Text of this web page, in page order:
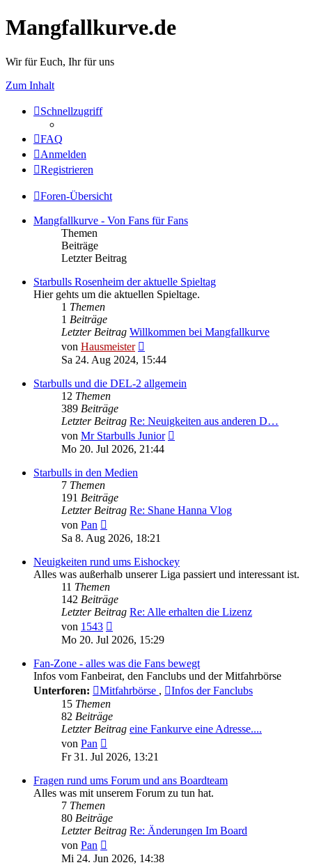
Mangfallkurve.de
Wir für Euch, Ihr für uns
Zum Inhalt
Schnellzugriff
FAQ
Anmelden
Registrieren
Foren-Übersicht
Mangfallkurve - Von Fans für Fans
Themen
Beiträge
Letzter Beitrag
Starbulls Rosenheim der aktuelle Spieltag
Hier gehts um die aktuellen Spieltage.
1 Themen
1 Beiträge
Letzter Beitrag Willkommen bei Mangfallkurve
von Hausmeister
Beitrag
Sa 24. Aug 2024, 15:44
Starbulls und die DEL-2 allgemein
12 Themen
389 Beiträge
Letzter Beitrag Re: Neuigkeiten aus anderen D…
von Mr Starbulls Junior
Mo 20. Jul 2026, 21:44
Starbulls in den Medien
7 Themen
191 Beiträge
Letzter Beitrag Re: Shane Hanna Vlog
von Pan
Beitrag
Sa 8. Aug 2026, 18:21
Neuigkeiten rund ums Eishockey
Alles was außerhalb unserer Liga passiert und interessant ist.
11 Themen
142 Beiträge
Letzter Beitrag Re: Alle erhalten die Lizenz
von 1543
Beitrag
Mo 20. Jul 2026, 15:29
Fan-Zone - alles was die Fans bewegt
Infos vom Fanbeirat, den Fanclubs und der Mitfahrbörse
Unterforen:
Mitfahrbörse ,
Infos der Fanclubs
15 Themen
82 Beiträge
Letzter Beitrag eine Fankurve eine Adresse....
von Pan
Beitrag
Fr 31. Jul 2026, 13:21
Fragen rund ums Forum und ans Boardteam
Alles was mit unserem Forum zu tun hat.
7 Themen
80 Beiträge
Letzter Beitrag Re: Änderungen Im Board
von Pan
Beitrag
Mi 24. Jun 2026, 14:38